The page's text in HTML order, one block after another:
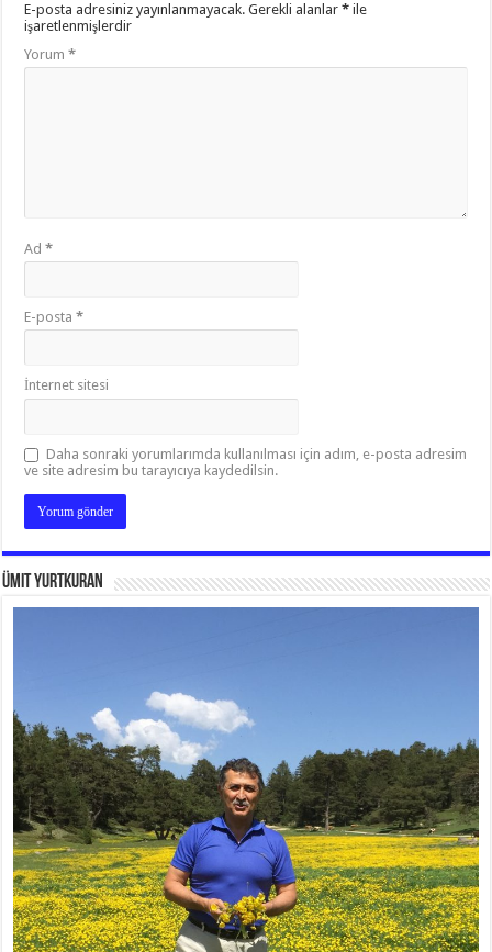
E-posta adresiniz yayınlanmayacak. Gerekli alanlar* ile
işaretlenmişlerdir
Yorum*
Ad*
E-posta*
İnternet sitesi
Daha sonraki yorumlarımda kullanılması için adım, e-posta adresim
ve site adresim bu tarayıcıya kaydedilsin.
Ümit Yurtkuran